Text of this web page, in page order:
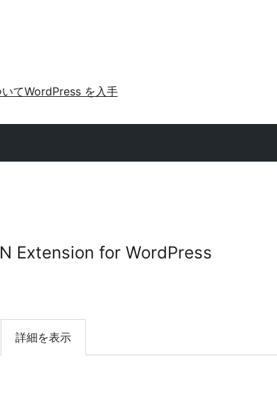
てWordPress を入手
Extension for WordPress
詳細を表示